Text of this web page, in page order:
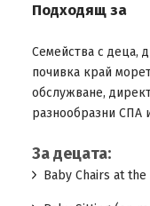
Подходящ за
Семейства с деца,
почивка край
обслужване,
разнообразни СПА
За децата:
Baby Chairs at